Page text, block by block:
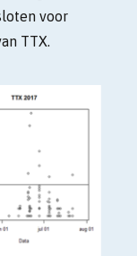
voor
TTX.